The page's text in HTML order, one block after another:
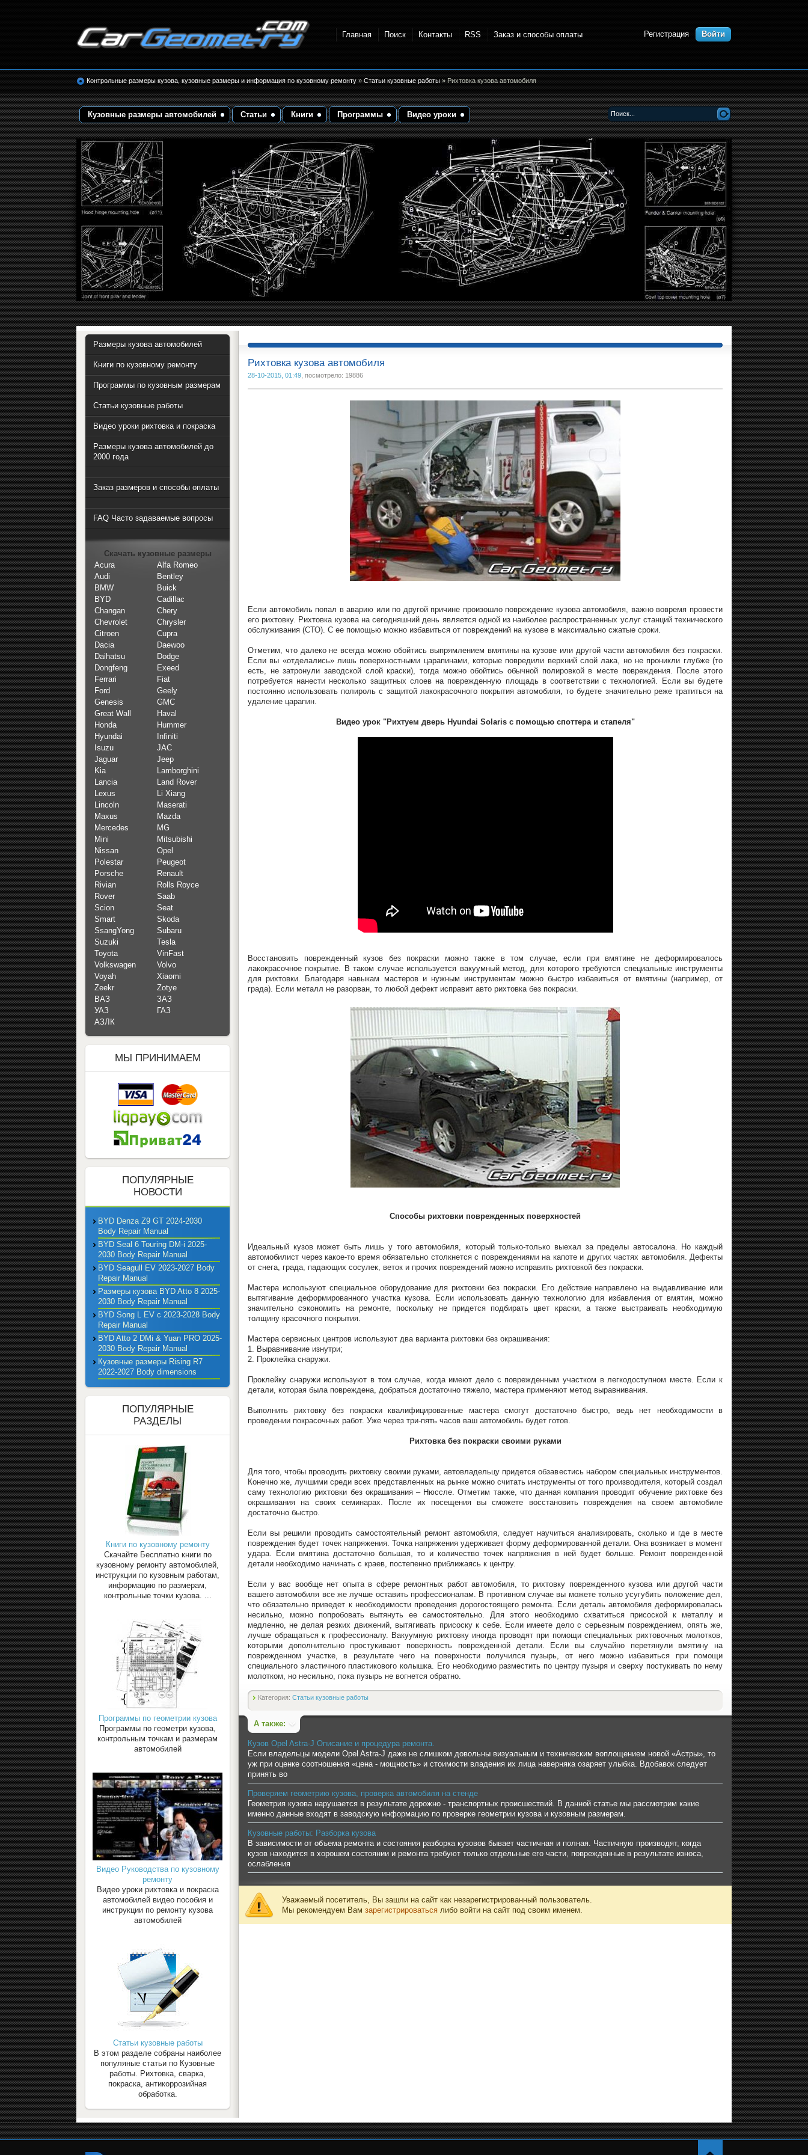
кузовные размеры. Геометрия кузова
Главная Поиск Контакты RSS Заказ и способы оплаты Регистрация Войти
Контрольные размеры кузова, кузовные размеры и информация по кузовному ремонту»Статьи кузовные работы» Рихтовка кузова автомобиля
Кузовные размеры автомобилей Статьи Книги Программы Видео уроки
Рихтовка кузова автомобиля
28-10-2015, 01:49, посмотрело: 19886
Если автомобиль попал в аварию или по другой причине произошло повреждение кузова автомобиля, важно вовремя провести
его рихтовку. Рихтовка кузова на сегодняшний день является одной из наиболее распространенных услуг станций технического
обслуживания (СТО). С ее помощью можно избавиться от повреждений на кузове в максимально сжатые сроки.
Отметим, что далеко не всегда можно обойтись выпрямлением вмятины на кузове или другой части автомобиля без покраски.
Если вы «отделались» лишь поверхностными царапинами, которые повредили верхний слой лака, но не проникли глубже (то
есть, не затронули заводской слой краски), тогда можно обойтись обычной полировкой в месте повреждения. После этого
потребуется нанести несколько защитных слоев на поврежденную площадь в соответствии с технологией. Если вы будете
постоянно использовать полироль с защитой лакокрасочного покрытия автомобиля, то будете значительно реже тратиться на
удаление царапин.
Видео урок "Рихтуем дверь Hyundai Solaris с помощью споттера и стапеля"
Восстановить поврежденный кузов без покраски можно также в том случае, если при вмятине не деформировалось
лакокрасочное покрытие. В таком случае используется вакуумный метод, для которого требуются специальные инструменты
для рихтовки. Благодаря навыкам мастеров и нужным инструментам можно быстро избавиться от вмятины (например, от
града). Если металл не разорван, то любой дефект исправит авто рихтовка без покраски.
Способы рихтовки поврежденных поверхностей
Идеальный кузов может быть лишь у того автомобиля, который только-только выехал за пределы автосалона. Но каждый
автомобилист через какое-то время обязательно столкнется с повреждениями на капоте и других частях автомобиля. Дефекты
от снега, града, падающих сосулек, веток и прочих повреждений можно исправить рихтовкой без покраски.
Мастера используют специальное оборудование для рихтовки без покраски. Его действие направлено на выдавливание или
вытягивание деформированного участка кузова. Если использовать данную технологию для избавления от вмятин, можно
значительно сэкономить на ремонте, поскольку не придется подбирать цвет краски, а также выстраивать необходимую
толщину красочного покрытия.
Мастера сервисных центров используют два варианта рихтовки без окрашивания:
1. Выравнивание изнутри;
2. Проклейка снаружи.
Проклейку снаружи используют в том случае, когда имеют дело с поврежденным участком в легкодоступном месте. Если к
детали, которая была повреждена, добраться достаточно тяжело, мастера применяют метод выравнивания.
Выполнить рихтовку без покраски квалифицированные мастера смогут достаточно быстро, ведь нет необходимости в
проведении покрасочных работ. Уже через три-пять часов ваш автомобиль будет готов.
Рихтовка без покраски своими руками
Для того, чтобы проводить рихтовку своими руками, автовладельцу придется обзавестись набором специальных инструментов.
Конечно же, лучшими среди всех представленных на рынке можно считать инструменты от того производителя, который создал
саму технологию рихтовки без окрашивания – Нюссле. Отметим также, что данная компания проводит обучение рихтовке без
окрашивания на своих семинарах. После их посещения вы сможете восстановить повреждения на своем автомобиле
достаточно быстро.
Если вы решили проводить самостоятельный ремонт автомобиля, следует научиться анализировать, сколько и где в месте
повреждения будет точек напряжения. Точка напряжения удерживает форму деформированной детали. Она возникает в момент
удара. Если вмятина достаточно большая, то и количество точек напряжения в ней будет больше. Ремонт поврежденной
детали необходимо начинать с краев, постепенно приближаясь к центру.
Если у вас вообще нет опыта в сфере ремонтных работ автомобиля, то рихтовку поврежденного кузова или другой части
вашего автомобиля все же лучше оставить профессионалам. В противном случае вы можете только усугубить положение дел,
что обязательно приведет к необходимости проведения дорогостоящего ремонта. Если деталь автомобиля деформировалась
несильно, можно попробовать вытянуть ее самостоятельно. Для этого необходимо схватиться присоской к металлу и
медленно, не делая резких движений, вытягивать присоску к себе. Если имеете дело с серьезным повреждением, опять же,
лучше обращаться к профессионалу. Вакуумную рихтовку иногда проводят при помощи специальных рихтовочных молотков,
которыми дополнительно простукивают поверхность поврежденной детали. Если вы случайно перетянули вмятину на
поврежденном участке, в результате чего на поверхности получился пузырь, от него можно избавиться при помощи
специального эластичного пластикового колышка. Его необходимо разместить по центру пузыря и сверху постукивать по нему
молотком, но несильно, пока пузырь не вогнется обратно.
Категория: Статьи кузовные работы
А также:
Кузов Opel Astra-J Описание и процедура ремонта.
Если владельцы модели Opel Astra-J даже не слишком довольны визуальным и техническим воплощением новой «Астры», то
уж при оценке соотношения «цена - мощность» и стоимости владения их лица наверняка озаряет улыбка. Вдобавок следует
принять во
Проверяем геометрию кузова, проверка автомобиля на стенде
Геометрия кузова нарушается в результате дорожно - транспортных происшествий. В данной статье мы рассмотрим какие
именно данные входят в заводскую информацию по проверке геометрии кузова и кузовным размерам.
Кузовные работы: Разборка кузова
В зависимости от объема ремонта и состояния разборка кузовов бывает частичная и полная. Частичную производят, когда
кузов находится в хорошем состоянии и ремонта требуют только отдельные его части, поврежденные в результате износа,
ослабления
Уважаемый посетитель, Вы зашли на сайт как незарегистрированный пользователь.
Мы рекомендуем Вам зарегистрироваться либо войти на сайт под своим именем.
Размеры кузова автомобилей
Книги по кузовному ремонту
Программы по кузовным размерам
Статьи кузовные работы
Видео уроки рихтовка и покраска
Размеры кузова автомобилей до
2000 года
Заказ размеров и способы оплаты
FAQ Часто задаваемые вопросы
Скачать кузовные размеры
Acura
Alfa Romeo
Audi
Bentley
BMW
Buick
BYD
Cadillac
Changan
Chery
Chevrolet
Chrysler
Citroen
Cupra
Dacia
Daewoo
Daihatsu
Dodge
Dongfeng
Exeed
Ferrari
Fiat
Ford
Geely
Genesis
GMC
Great Wall
Haval
Honda
Hummer
Hyundai
Infiniti
Isuzu
JAC
Jaguar
Jeep
Kia
Lamborghini
Lancia
Land Rover
Lexus
Li Xiang
Lincoln
Maserati
Maxus
Mazda
Mercedes
MG
Mini
Mitsubishi
Nissan
Opel
Polestar
Peugeot
Porsche
Renault
Rivian
Rolls Royce
Rover
Saab
Scion
Seat
Smart
Skoda
SsangYong
Subaru
Suzuki
Tesla
Toyota
VinFast
Volkswagen
Volvo
Voyah
Xiaomi
Zeekr
Zotye
ВАЗ
ЗАЗ
УАЗ
ГАЗ
АЗЛК
МЫ ПРИНИМАЕМ
ПОПУЛЯРНЫЕ
НОВОСТИ
BYD Denza Z9 GT 2024-2030
Body Repair Manual
BYD Seal 6 Touring DM-i 2025-
2030 Body Repair Manual
BYD Seagull EV 2023-2027 Body
Repair Manual
Размеры кузова BYD Atto 8 2025-
2030 Body Repair Manual
BYD Song L EV с 2023-2028 Body
Repair Manual
BYD Atto 2 DMi & Yuan PRO 2025-
2030 Body Repair Manual
Кузовные размеры Rising R7
2022-2027 Body dimensions
ПОПУЛЯРНЫЕ
РАЗДЕЛЫ
Книги по кузовному ремонту
Скачайте Бесплатно книги по
кузовному ремонту автомобилей,
инструкции по кузовным работам,
информацию по размерам,
контрольные точки кузова. ...
Программы по геометрии кузова
Программы по геометри кузова,
контрольным точкам и размерам
автомобилей
Видео Руководства по кузовному
ремонту
Видео уроки рихтовка и покраска
автомобилей видео пособия и
инструкции по ремонту кузова
автомобилей
Статьи кузовные работы
В этом разделе собраны наиболее
популяные статьи по Кузовные
работы. Рихтовка, сварка,
покраска, антикоррозийная
обработка.